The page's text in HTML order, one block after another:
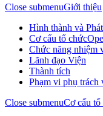
Close submenuGiới thiệu
Hình thành và
Cơ cấu tổ chức
Chức năng nhiệm
Lãnh đạo Viện
Thành tích
Phạm vi phụ trách
Close submenuCơ cấu tổ